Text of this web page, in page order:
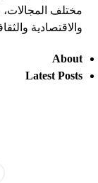
مختلف
والاقتصادية
About
Latest Posts